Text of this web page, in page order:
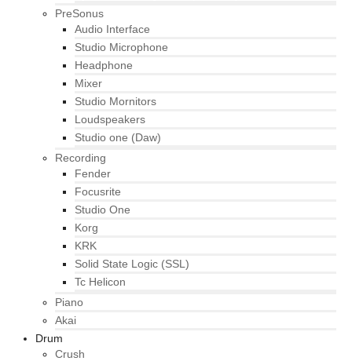
PreSonus
Audio Interface
Studio Microphone
Headphone
Mixer
Studio Mornitors
Loudspeakers
Studio one (Daw)
Recording
Fender
Focusrite
Studio One
Korg
KRK
Solid State Logic (SSL)
Tc Helicon
Piano
Akai
Drum
Crush